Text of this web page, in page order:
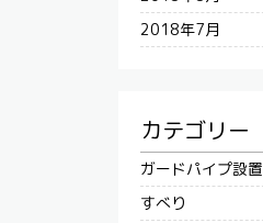
2018年7月
カテゴリー
ガードパイプ設置
すべり